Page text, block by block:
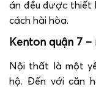
án đều được thiết
cách hài hòa.
Kenton quận 7
Nội thất là một
hộ. Đến với căn